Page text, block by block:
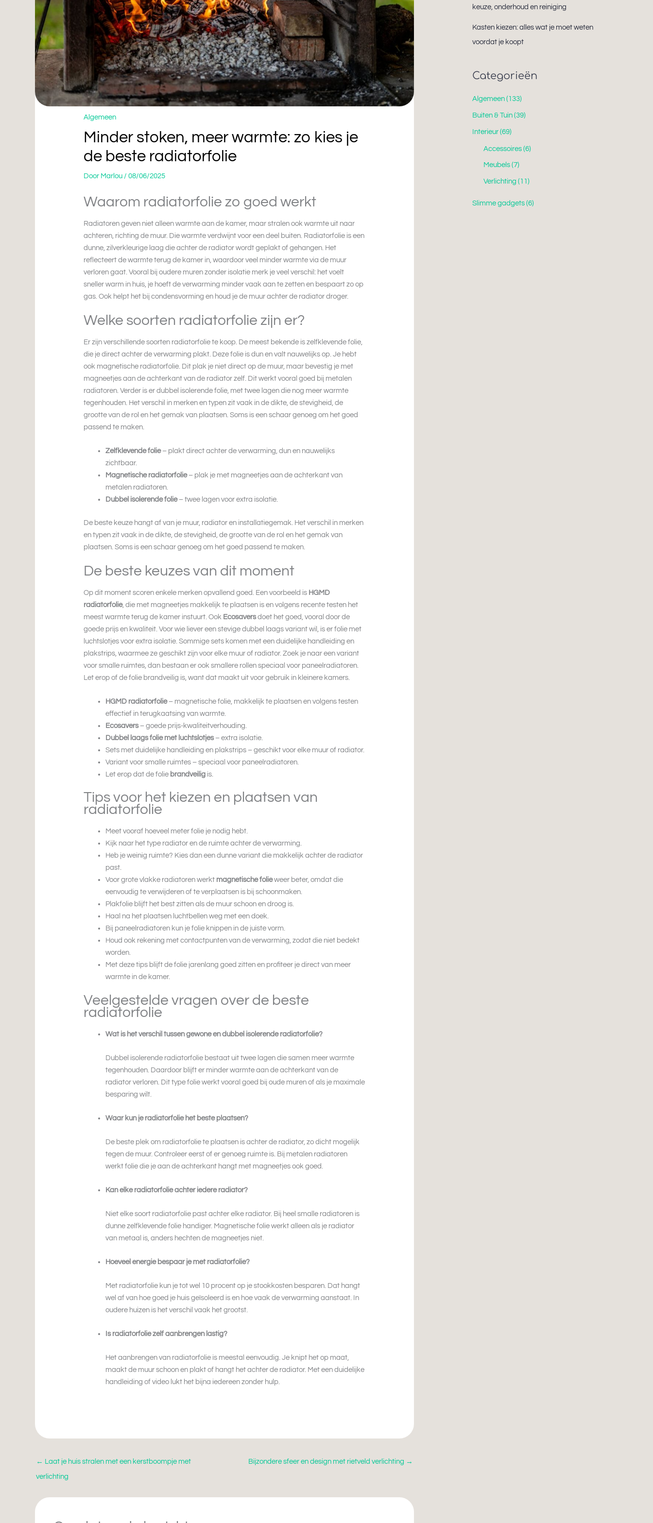
Algemeen
Minder stoken, meer warmte: zo kies je
de beste radiatorfolie
Door Marlou /08/06/2025
Waarom radiatorfolie zo goed werkt
Radiatoren geven niet alleen warmte aan de kamer, maar stralen ook warmte uit naar
achteren, richting de muur. Die warmte verdwijnt voor een deel buiten. Radiatorfolie is een
dunne, zilverkleurige laag die achter de radiator wordt geplakt of gehangen. Het
reflecteert de warmte terug de kamer in, waardoor veel minder warmte via de muur
verloren gaat. Vooral bij oudere muren zonder isolatie merk je veel verschil: het voelt
sneller warm in huis, je hoeft de verwarming minder vaak aan te zetten en bespaart zo op
gas. Ook helpt het bij condensvorming en houd je de muur achter de radiator droger.
Welke soorten radiatorfolie zijn er?
Er zijn verschillende soorten radiatorfolie te koop. De meest bekende is zelfklevende folie,
die je direct achter de verwarming plakt. Deze folie is dun en valt nauwelijks op. Je hebt
ook magnetische radiatorfolie. Dit plak je niet direct op de muur, maar bevestig je met
magneetjes aan de achterkant van de radiator zelf. Dit werkt vooral goed bij metalen
radiatoren. Verder is er dubbel isolerende folie, met twee lagen die nog meer warmte
tegenhouden. Het verschil in merken en typen zit vaak in de dikte, de stevigheid, de
grootte van de rol en het gemak van plaatsen. Soms is een schaar genoeg om het goed
passend te maken.
Zelfklevende folie– plakt direct achter de verwarming, dun en nauwelijks
zichtbaar.
Magnetische radiatorfolie– plak je met magneetjes aan de achterkant van
metalen radiatoren.
Dubbel isolerende folie– twee lagen voor extra isolatie.
De beste keuze hangt af van je muur, radiator en installatiegemak. Het verschil in merken
en typen zit vaak in de dikte, de stevigheid, de grootte van de rol en het gemak van
plaatsen. Soms is een schaar genoeg om het goed passend te maken.
De beste keuzes van dit moment
Op dit moment scoren enkele merken opvallend goed. Een voorbeeld is HGMD
radiatorfolie, die met magneetjes makkelijk te plaatsen is en volgens recente testen het
meest warmte terug de kamer instuurt. Ook Ecosaversdoet het goed, vooral door de
goede prijs en kwaliteit. Voor wie liever een stevige dubbel laags variant wil, is er folie met
luchtslotjes voor extra isolatie. Sommige sets komen met een duidelijke handleiding en
plakstrips, waarmee ze geschikt zijn voor elke muur of radiator. Zoek je naar een variant
voor smalle ruimtes, dan bestaan er ook smallere rollen speciaal voor paneelradiatoren.
Let erop of de folie brandveilig is, want dat maakt uit voor gebruik in kleinere kamers.
HGMD radiatorfolie– magnetische folie, makkelijk te plaatsen en volgens testen
effectief in terugkaatsing van warmte.
Ecosavers– goede prijs-kwaliteitverhouding.
Dubbel laags folie met luchtslotjes– extra isolatie.
Sets met duidelijke handleiding en plakstrips – geschikt voor elke muur of radiator.
Variant voor smalle ruimtes – speciaal voor paneelradiatoren.
Let erop dat de folie brandveilig is.
Tips voor het kiezen en plaatsen van
radiatorfolie
Meet vooraf hoeveel meter folie je nodig hebt.
Kijk naar het type radiator en de ruimte achter de verwarming.
Heb je weinig ruimte? Kies dan een dunne variant die makkelijk achter de radiator
past.
Voor grote vlakke radiatoren werkt magnetische folieweer beter, omdat die
eenvoudig te verwijderen of te verplaatsen is bij schoonmaken.
Plakfolie blijft het best zitten als de muur schoon en droog is.
Haal na het plaatsen luchtbellen weg met een doek.
Bij paneelradiatoren kun je folie knippen in de juiste vorm.
Houd ook rekening met contactpunten van de verwarming, zodat die niet bedekt
worden.
Met deze tips blijft de folie jarenlang goed zitten en profiteer je direct van meer
warmte in de kamer.
Veelgestelde vragen over de beste
radiatorfolie
Wat is het verschil tussen gewone en dubbel isolerende radiatorfolie?
Dubbel isolerende radiatorfolie bestaat uit twee lagen die samen meer warmte
tegenhouden. Daardoor blijft er minder warmte aan de achterkant van de
radiator verloren. Dit type folie werkt vooral goed bij oude muren of als je maximale
besparing wilt.
Waar kun je radiatorfolie het beste plaatsen?
De beste plek om radiatorfolie te plaatsen is achter de radiator, zo dicht mogelijk
tegen de muur. Controleer eerst of er genoeg ruimte is. Bij metalen radiatoren
werkt folie die je aan de achterkant hangt met magneetjes ook goed.
Kan elke radiatorfolie achter iedere radiator?
Niet elke soort radiatorfolie past achter elke radiator. Bij heel smalle radiatoren is
dunne zelfklevende folie handiger. Magnetische folie werkt alleen als je radiator
van metaal is, anders hechten de magneetjes niet.
Hoeveel energie bespaar je met radiatorfolie?
Met radiatorfolie kun je tot wel 10 procent op je stookkosten besparen. Dat hangt
wel af van hoe goed je huis geïsoleerd is en hoe vaak de verwarming aanstaat. In
oudere huizen is het verschil vaak het grootst.
Is radiatorfolie zelf aanbrengen lastig?
Het aanbrengen van radiatorfolie is meestal eenvoudig. Je knipt het op maat,
maakt de muur schoon en plakt of hangt het achter de radiator. Met een duidelijke
handleiding of video lukt het bijna iedereen zonder hulp.
← Laat je huis stralen met een kerstboompje met
verlichting
Bijzondere sfeer en design met rietveld verlichting →
keuze, onderhoud en reiniging
Kasten kiezen: alles wat je moet weten
voordat je koopt
Categorieën
Algemeen (133)
Buiten & Tuin (39)
Interieur (69)
Accessoires(6)
Meubels(7)
Verlichting (11)
Slimme gadgets (6)